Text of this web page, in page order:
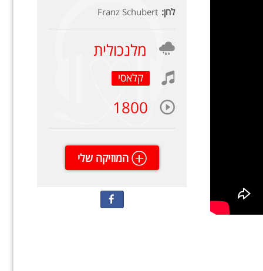
לחן: Franz Schubert
מלנכולית
קלאסי
1800
המוזיקה שלי